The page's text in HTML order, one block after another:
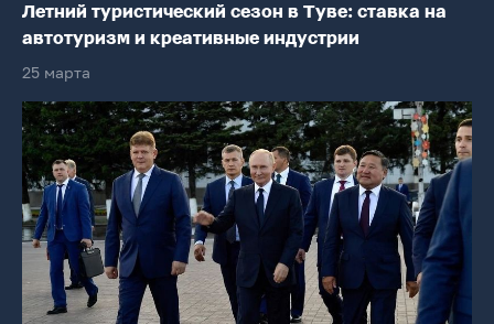
Летний туристический сезон в Туве: ставка на
автотуризм и креативные индустрии
25 марта